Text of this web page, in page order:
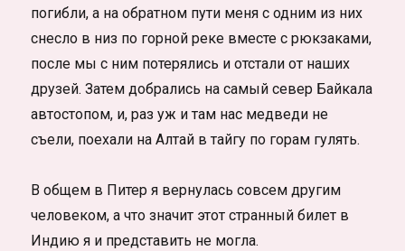
погибли, а на обратном пути меня с одним из них
снесло в низ по горной реке вместе с рюкзаками,
после мы с ним потерялись и отстали от наших
друзей. Затем добрались на самый север Байкала
автостопом, и, раз уж и там нас медведи не
съели, поехали на Алтай в тайгу по горам гулять.
В общем в Питер я вернулась совсем другим
человеком, а что значит этот странный билет в
Индию я и представить не могла.